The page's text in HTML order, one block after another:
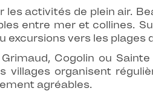
les activités de plein air.
entre mer et collines.
excursions vers les plages
Cogolin ou
villages organisent
agréables.